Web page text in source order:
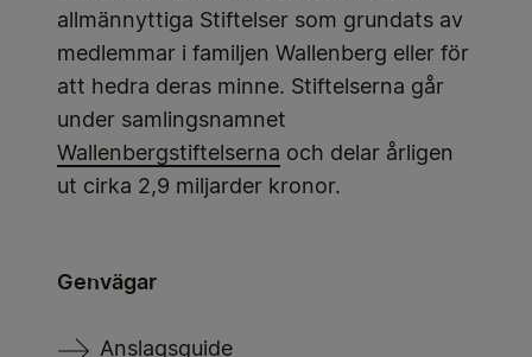
allmännyttiga Stiftelser som grundats av
medlemmar i familjen Wallenberg eller för
att hedra deras minne. Stiftelserna går
under samlingsnamnet
Wallenbergstiftelserna och delar årligen
ut cirka 2,9 miljarder kronor.
Genvägar
Anslagsguide